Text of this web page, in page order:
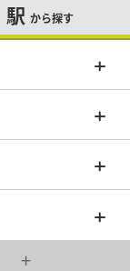
駅 から探す